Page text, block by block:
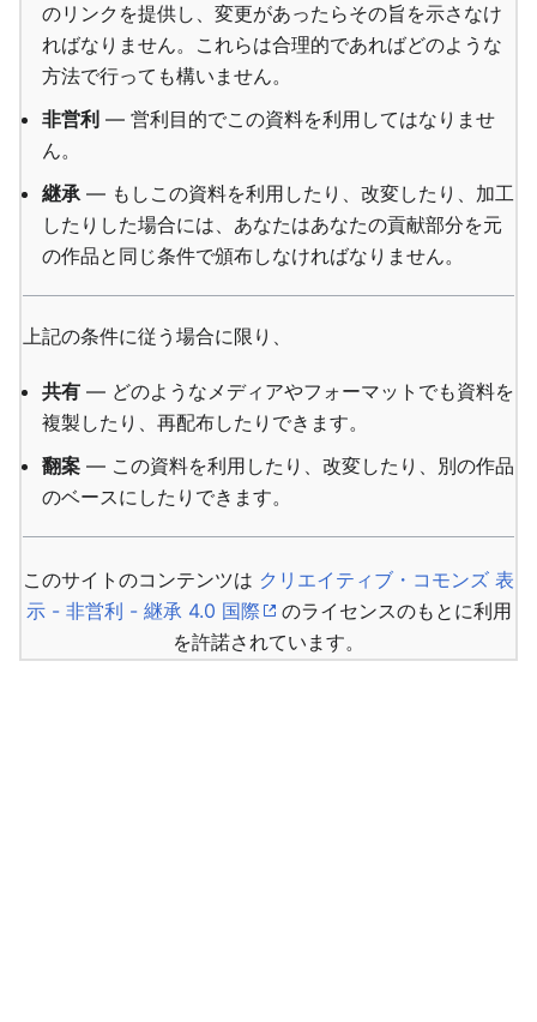
のリンクを提供し、変更があったらその旨を示さなけ
ればなりません。これらは合理的であればどのような
方法で行っても構いません。
非営利 — 営利目的でこの資料を利用してはなりませ
ん。
継承— もしこの資料を利用したり、改変したり、加工
したりした場合には、あなたはあなたの貢献部分を元
の作品と同じ条件で頒布しなければなりません。
上記の条件に従う場合に限り、
共有 — どのようなメディアやフォーマットでも資料を
複製したり、再配布したりできます。
翻案 — この資料を利用したり、改変したり、別の作品
のベースにしたりできます。
このサイトのコンテンツは クリエイティブ・コモンズ 表
示 - 非営利 - 継承 4.0 国際
のライセンスのもとに利用
を許諾されています。